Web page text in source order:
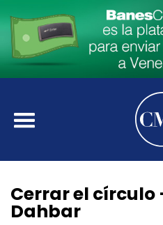
Cerrar el círculo
Dahbar